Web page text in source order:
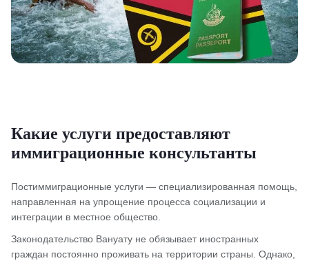
Какие услуги предоставляют
иммиграционные консультанты
Постиммиграционные услуги — специализированная помощь,
направленная на упрощение процесса социализации и
интеграции в местное общество.
Законодательство Вануату не обязывает иностранных
граждан постоянно проживать на территории страны. Однако,